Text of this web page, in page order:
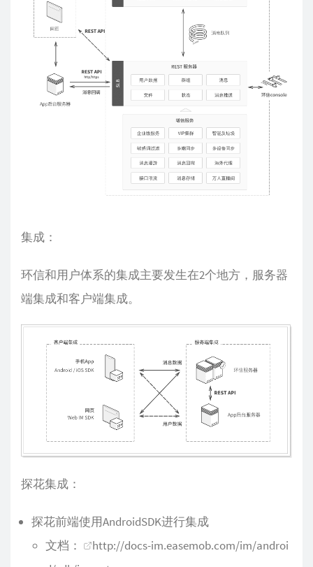
集成：
环信和用户体系的集成主要发生在2个地方，服务器
端集成和客户端集成。
探花集成：
探花前端使用AndroidSDK进行集成
文档：
http://docs-im.easemob.com/im/androi